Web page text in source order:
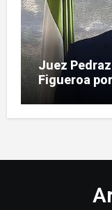
Juez
Figueroa
pieza SEPI